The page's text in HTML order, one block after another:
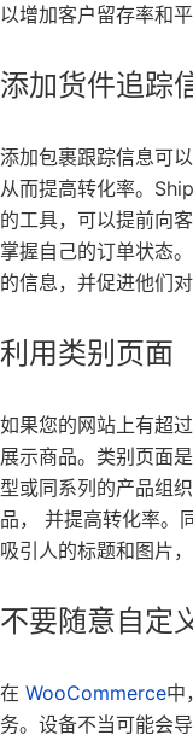
以增加客户留存率和平
添加货件追踪
添加包裹跟踪信息可
从而提高转化率。
的工具，可以提前向
掌握自己的订单状态
的信息，并促进他们
利用类别页面
如果您的网站上有超
展示商品。类别页面
型或同系列的产品组
品， 并提高转化率。
吸引人的标题和图片
不要随意自定
在 WooCommerce中
务。设备不当可能会